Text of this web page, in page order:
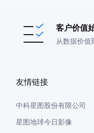
客户价值
从数据价值
友情链接
中科星图股份有限公司
星图地球今日影像